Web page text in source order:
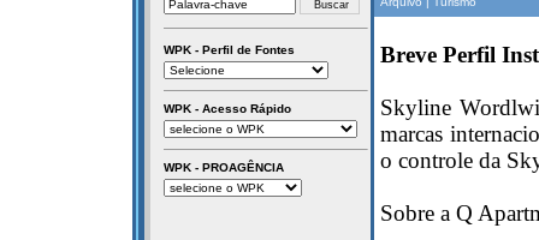
WPK - Perfil de Fontes
WPK - Acesso Rápido
WPK - PROAGÊNCIA
Breve Perfil
Skyline
marcas
o controle da
Sobre a Q